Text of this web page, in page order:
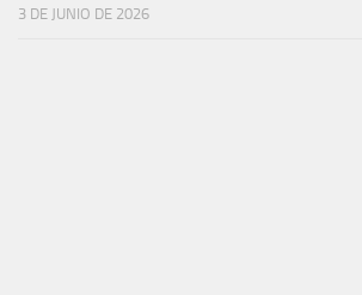
3 DE JUNIO DE 2026